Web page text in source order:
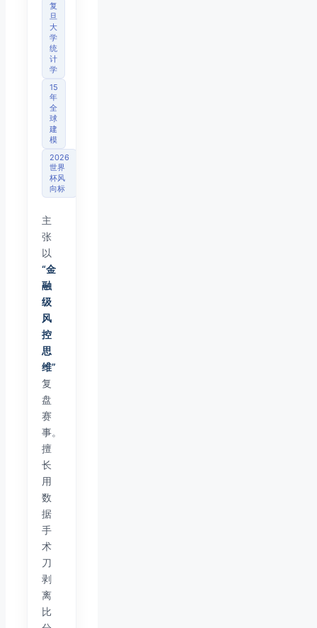
复
旦
大
学
统
计
学
15
年
全
球
建
模
2026
世界
杯风
向标
主
张
以
“金
融
级
风
控
思
维”
复
盘
赛
事。
擅
长
用
数
据
手
术
刀
剥
离
比